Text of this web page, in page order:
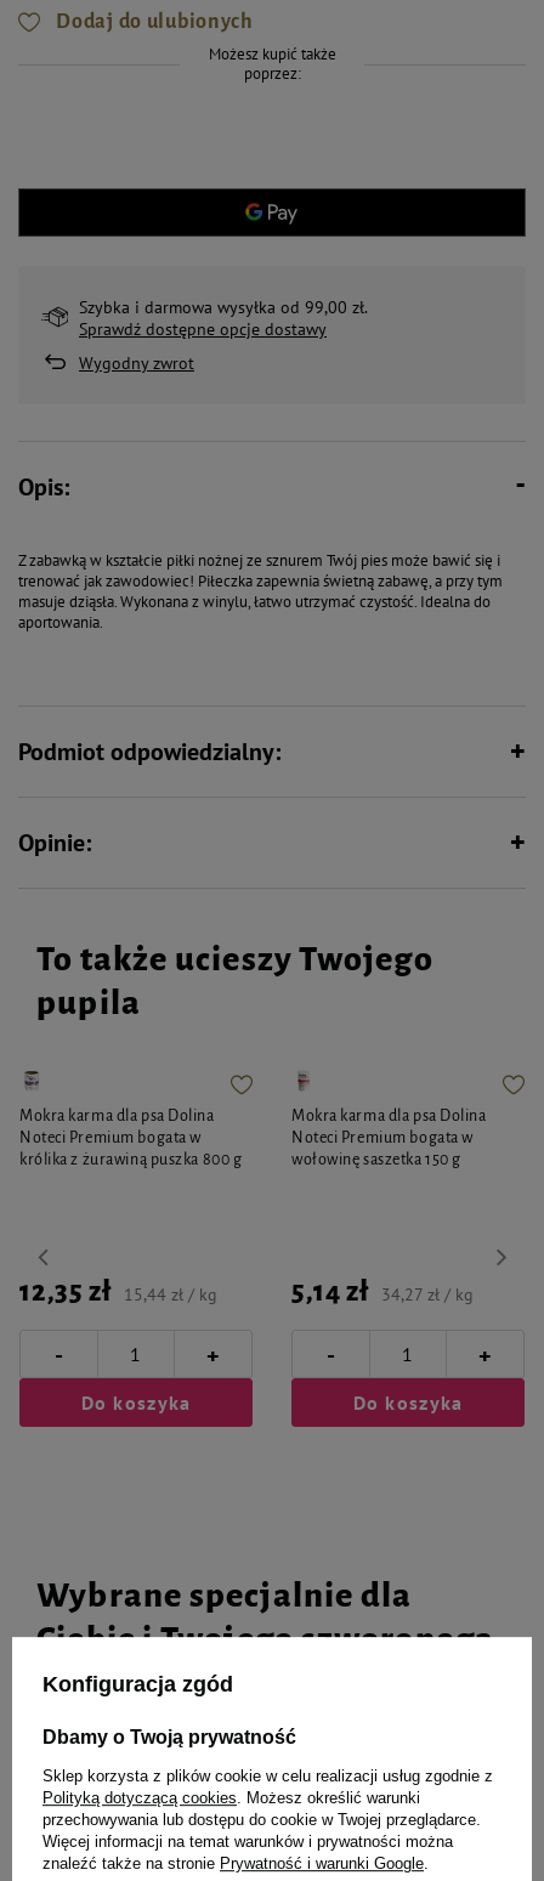
Dodaj do ulubionych
Możesz kupić także
poprzez:
Szybka i darmowa wysyłka od 99,00 zł.
Sprawdź dostępne opcje dostawy
Wygodny zwrot
Opis:
Z zabawką w kształcie piłki nożnej ze sznurem Twój pies może bawić się i
trenować jak zawodowiec! Piłeczka zapewnia świetną zabawę, a przy tym
masuje dziąsła. Wykonana z winylu, łatwo utrzymać czystość. Idealna do
aportowania.
Podmiot odpowiedzialny:
Opinie:
To także ucieszy Twojego
pupila
Mokra karma dla psa Dolina
Noteci Premium bogata w
królika z żurawiną puszka 800 g
12,35 zł 15,44 zł / kg
- +
Do koszyka
Mokra karma dla psa Dolina
Noteci Premium bogata w
wołowinę saszetka 150 g
5,14 zł 34,27 zł / kg
- +
Do koszyka
Wybrane specjalnie dla
Ciebie i Twojego czworonoga
ZippyPaws pluszowy maskotka
kurczak 2w1 z piłką
40,99 zł
Noteci Superfood kangur i
wołowina zestaw 6 x 800 g
81,42 zł 16,96 zł / kg
Konfiguracja zgód
Dbamy o Twoją prywatność
Sklep korzysta z plików cookie w celu realizacji usług zgodnie z
Polityką dotyczącą cookies . Możesz określić warunki
przechowywania lub dostępu do cookie w Twojej przeglądarce.
Więcej informacji na temat warunków i prywatności można
znaleźć także na stronie Prywatność i warunki Google